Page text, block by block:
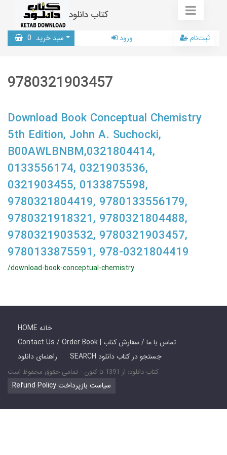
کتاب دانلود
سبد خرید 0 ورود ثبت‌نام
9780321903457
Download Book Conceptual Chemistry
5th Edition, John A. Suchocki,
B00AWLBNBM,0321804414,
0133556174, 0321903536,
0321903455, 0133875598,
9780321804419, 9780133556179,
9780321918321, 9780321804488,
9780321903532, 9780321903457,
9780133875591, 978-0321804419
/download-book-conceptual-chemistry
HOME خانه
Contact Us / Order Book | تماس با ما / سفارش کتاب
راهنمای دانلود
SEARCH جستجو در کتاب دانلود
کتاب دانلود: از 1391 تا کنون - تمامی حقوق محفوظ است
Refund Policy سیاست بازپرداخت